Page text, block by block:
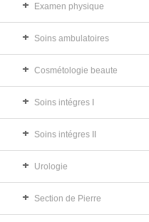
Examen physique
Soins ambulatoires
Cosmétologie beaute
Soins intégres I
Soins intégres II
Urologie
Section de Pierre